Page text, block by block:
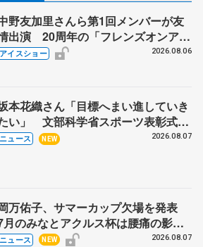
野友加里さんら第1回メンバーが友
出演 20周年の「フレンズオンアイ
」 宮本賢二さん、有川梨絵さん、
アイスショー 2026.08.06
本花織さん「目標へまい進していき
い」 文部科学省スポーツ表彰式で
表謝辞
ニュース NEW 2026.08.07
万佑子、サマーカップ欠場を発表
月のみなとアクルス杯は腰痛の影響
ニュース NEW 2026.08.07